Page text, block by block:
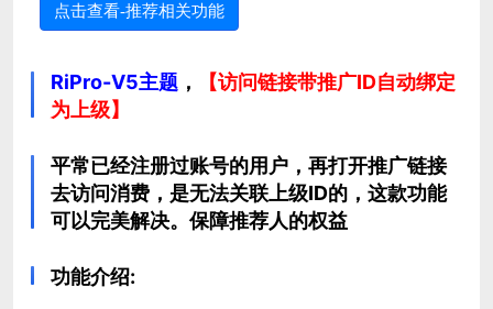
点击查看-推荐相关功能
RiPro-V5主题 ，
【访问链接带推广ID自动绑定
为上级】
平常已经注册过账号的用户，再打开推广链接
去访问消费，是无法关联上级ID的，这款功能
可以完美解决。保障推荐人的权益
功能介绍: